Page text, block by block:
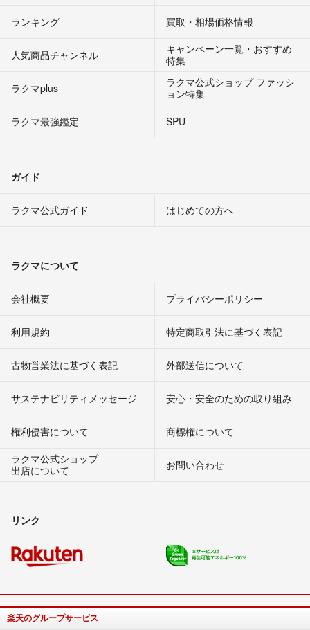
ランキング 買取・相場価格情報
人気商品チャンネル
キャンペーン一覧・おすすめ
特集
ラクマplus
ラクマ公式ショップ ファッシ
ョン特集
ラクマ最強鑑定
SPU
ガイド
ラクマ公式ガイド はじめての方へ
ラクマについて
会社概要 プライバシーポリシー
利用規約 特定商取引法に基づく表記
古物営業法に基づく表記 外部送信について
サステナビリティメッセージ 安心・安全のための取り組み
権利侵害について
商標権について
ラクマ公式ショップ
出店について
お問い合わせ
リンク
楽天のグループサービス